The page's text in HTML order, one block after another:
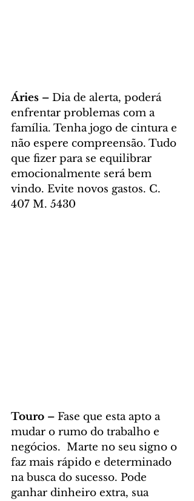
Áries – Dia de alerta, poderá
enfrentar problemas com a
família. Tenha jogo de cintura e
não espere compreensão. Tudo
que fizer para se equilibrar
emocionalmente será bem
vindo. Evite novos gastos. C.
407 M. 5430
Touro – Fase que esta apto a
mudar o rumo do trabalho e
negócios.  Marte no seu signo o
faz mais rápido e determinado
na busca do sucesso. Pode
ganhar dinheiro extra, sua